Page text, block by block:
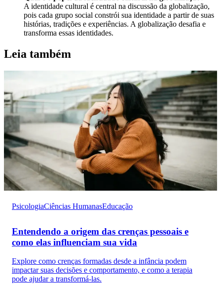
A identidade cultural é central na discussão da globalização,
pois cada grupo social constrói sua identidade a partir de suas
histórias, tradições e experiências. A globalização desafia e
transforma essas identidades.
Leia também
PsicologiaCiências HumanasEducação
Entendendo a origem das crenças pessoais e
como elas influenciam sua vida
Explore como crenças formadas desde a infância podem
impactar suas decisões e comportamento, e como a terapia
pode ajudar a transformá-las.